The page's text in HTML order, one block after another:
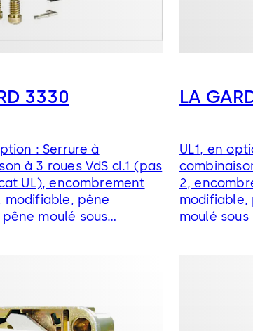
3330
: Serrure à
à 3 roues VdS cl.1 (pas
UL), encombrement
modifiable, pêne
moulé sous
LA
UL1, en
2,
modifiable,
moulé